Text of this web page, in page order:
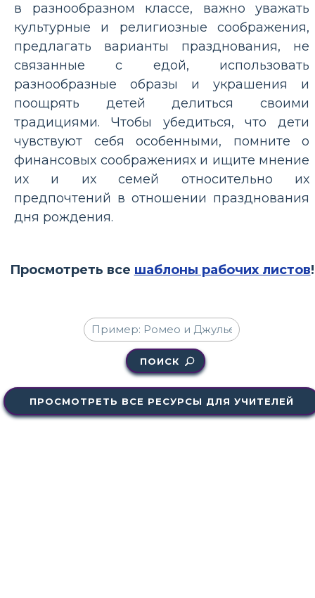
в разнообразном классе, важно уважать
культурные и религиозные соображения,
предлагать варианты празднования, не
связанные с едой, использовать
разнообразные образы и украшения и
поощрять детей делиться своими
традициями. Чтобы убедиться, что дети
чувствуют себя особенными, помните о
финансовых соображениях и ищите мнение
их и их семей относительно их
предпочтений в отношении празднования
дня рождения.
Просмотреть все шаблоны рабочих листов!
ПОИСК
ПРОСМОТРЕТЬ ВСЕ РЕСУРСЫ ДЛЯ УЧИТЕЛЕЙ